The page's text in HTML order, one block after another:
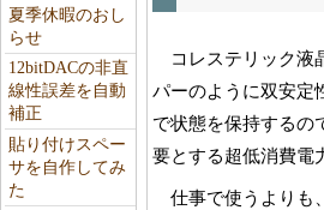
夏季休暇のおし
らせ
12bitDACの非直
線性誤差を自動
補正
貼り付けスペー
サを自作してみ
た
コレステリック液
パーのように双安定
で状態を保持するの
要とする超低消費電
仕事で使うよりも